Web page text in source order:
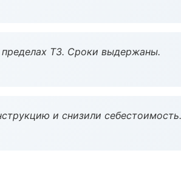
ТЗ. Сроки выдержаны.
и снизили себестоимость.